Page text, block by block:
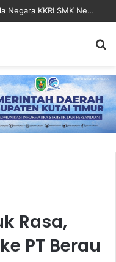
Lanal Sangatta Gelar Khitan Massal Gratis di Desa Muara Bengalon
Rasa,
PT Berau